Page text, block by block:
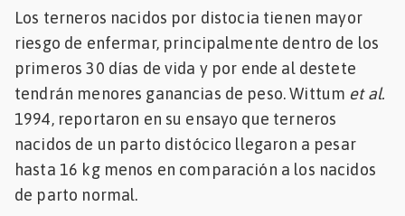
Los terneros nacidos por distocia tienen mayor
riesgo de enfermar, principalmente dentro de los
primeros 30 días de vida y por ende al destete
tendrán menores ganancias de peso. Wittum et al.
1994, reportaron en su ensayo que terneros
nacidos de un parto distócico llegaron a pesar
hasta 16 kg menos en comparación a los nacidos
de parto normal.